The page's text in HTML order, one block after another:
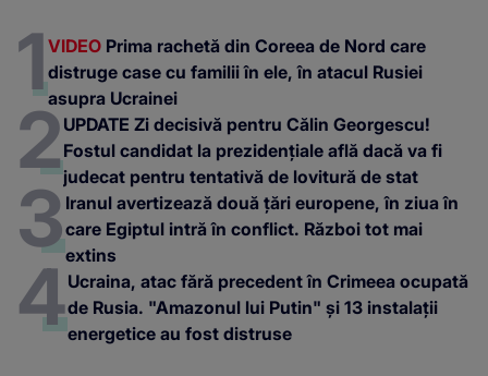
VIDEO Prima rachetă din Coreea de Nord care
distruge case cu familii în ele, în atacul Rusiei
asupra Ucrainei
UPDATE Zi decisivă pentru Călin Georgescu!
Fostul candidat la prezidențiale află dacă va fi
judecat pentru tentativă de lovitură de stat
Iranul avertizează două țări europene, în ziua în
care Egiptul intră în conflict. Război tot mai
extins
Ucraina, atac fără precedent în Crimeea ocupată
de Rusia. "Amazonul lui Putin" și 13 instalații
energetice au fost distruse